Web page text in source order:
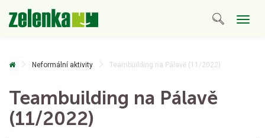
Neformální aktivity Teambuilding na Pálavě (11/2022)
Teambuilding na Pálavě
(11/2022)